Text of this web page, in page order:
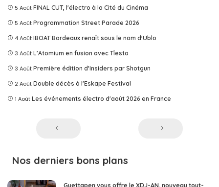
5 Août FINAL CUT, l'électro à la Cité du Cinéma
5 Août Programmation Street Parade 2026
4 Août IBOAT Bordeaux renaît sous le nom d'Ublo
3 Août L’Atomium en fusion avec Tîesto
3 Août Première édition d'Insiders par Shotgun
2 Août Double décès à l'Eskape Festival
1 Août Les événements électro d'août 2026 en France
Nos derniers bons plans
Guettapen vous offre le XDJ-AN, nouveau tout-